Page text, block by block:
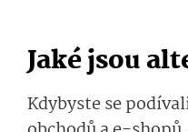
Jaké jsou
Kdybyste se